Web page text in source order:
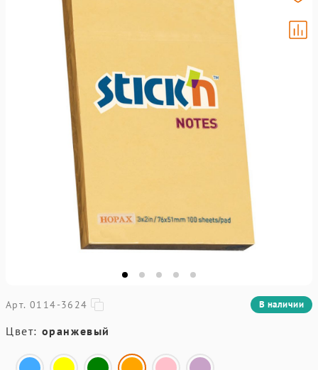
Арт. 0114-3624 В наличии
Цвет: оранжевый